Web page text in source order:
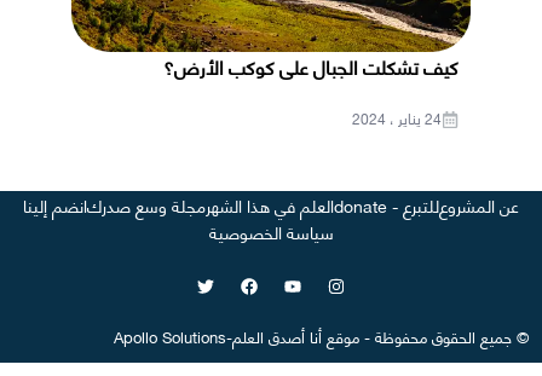
كيف تشكلت الجبال على كوكب الأرض؟
24 يناير ، 2024
عن المشروعللتبرع - donate العلم في هذا الشهرمجلة وسع صدركانضم إلينا
سياسة الخصوصية
©جميع الحقوق محفوظة-موقع أنا أصدق العلم-
Apollo Solutions